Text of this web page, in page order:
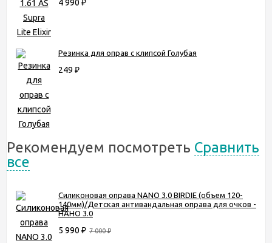
4 990 ₽
Резинка для оправ с клипсой Голубая
249 ₽
Рекомендуем посмотреть Сравнить
все
Силиконовая оправа NANO 3.0 BIRDIE (объем 120-
140мм)/Детская антивандальная оправа для очков -
НАНО 3.0
5 990 ₽ 7 000₽